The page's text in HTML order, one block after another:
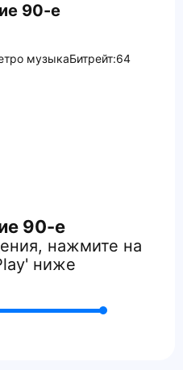
90-е
музыкаБитрейт:64
90-е
нажмите на
ниже